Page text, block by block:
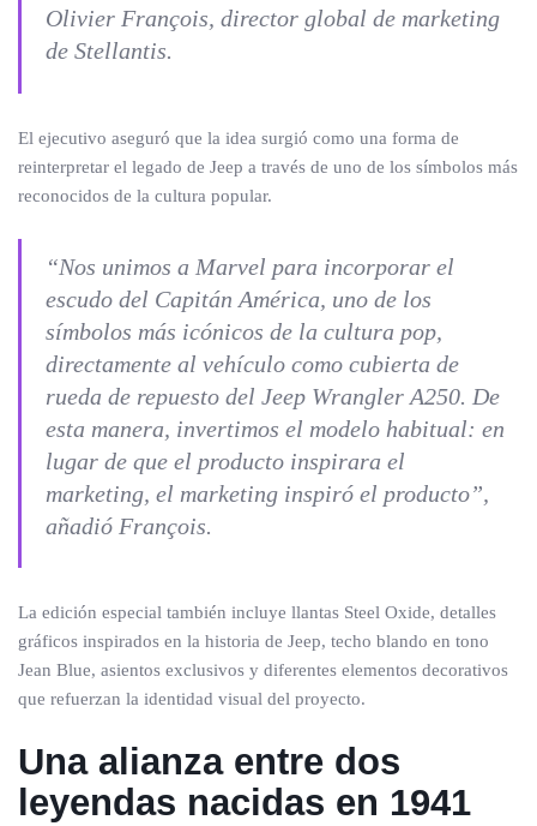
Olivier François, director global de marketing
de Stellantis.
El ejecutivo aseguró que la idea surgió como una forma de
reinterpretar el legado de Jeep a través de uno de los símbolos más
reconocidos de la cultura popular.
“Nos unimos a Marvel para incorporar el
escudo del Capitán América, uno de los
símbolos más icónicos de la cultura pop,
directamente al vehículo como cubierta de
rueda de repuesto del Jeep Wrangler A250. De
esta manera, invertimos el modelo habitual: en
lugar de que el producto inspirara el
marketing, el marketing inspiró el producto”,
añadió François.
La edición especial también incluye llantas Steel Oxide, detalles
gráficos inspirados en la historia de Jeep, techo blando en tono
Jean Blue, asientos exclusivos y diferentes elementos decorativos
que refuerzan la identidad visual del proyecto.
Una alianza entre dos
leyendas nacidas en 1941